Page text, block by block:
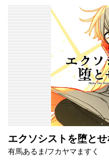
エクソシストを堕と
有馬あるま/フカヤマますく